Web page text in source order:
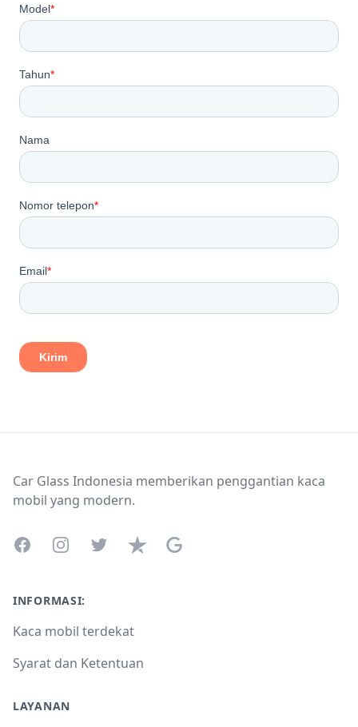
Car Glass Indonesia memberikan penggantian kaca
mobil yang modern.
FacebookInstagramTwitterTrustpilotGoogle Business Profile
INFORMASI:
Kaca mobil terdekat
Syarat dan Ketentuan
LAYANAN